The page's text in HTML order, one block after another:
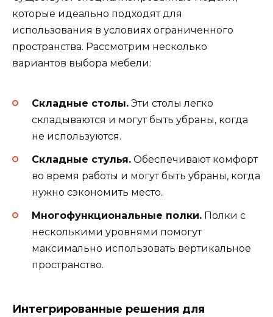
которые идеально подходят для
использования в условиях ограниченного
пространства. Рассмотрим несколько
вариантов выбора мебели:
Складные столы. Эти столы легко
складываются и могут быть убраны, когда
не используются.
Складные стулья. Обеспечивают комфорт
во время работы и могут быть убраны, когда
нужно сэкономить место.
Многофункциональные полки. Полки с
несколькими уровнями помогут
максимально использовать вертикальное
пространство.
Интегрированные решения для